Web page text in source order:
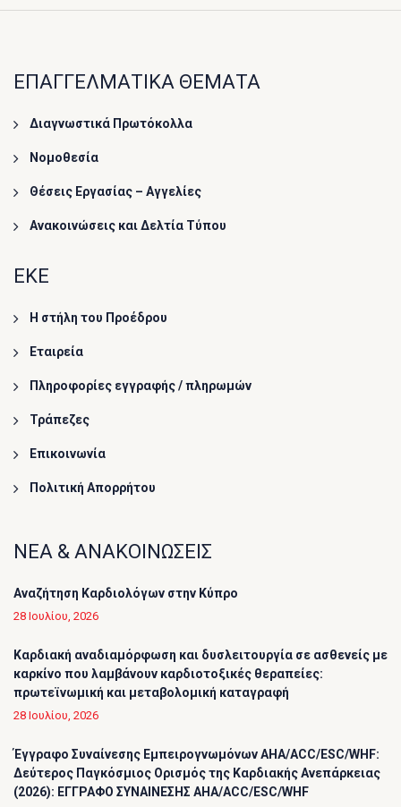
ΕΠΑΓΓΕΛΜΑΤΙΚΑ ΘΕΜΑΤΑ
Διαγνωστικά Πρωτόκολλα
Νομοθεσία
Θέσεις Εργασίας – Αγγελίες
Ανακοινώσεις και Δελτία Τύπου
ΕΚΕ
Η στήλη του Προέδρου
Εταιρεία
Πληροφορίες εγγραφής / πληρωμών
Τράπεζες
Επικοινωνία
Πολιτική Απορρήτου
ΝΕΑ & ΑΝΑΚΟΙΝΩΣΕΙΣ
Αναζήτηση Καρδιολόγων στην Κύπρο
28 Ιουλίου, 2026
Καρδιακή αναδιαμόρφωση και δυσλειτουργία σε ασθενείς με
καρκίνο που λαμβάνουν καρδιοτοξικές θεραπείες:
πρωτεϊνωμική και μεταβολομική καταγραφή
28 Ιουλίου, 2026
Έγγραφο Συναίνεσης Εμπειρογνωμόνων AHA/ACC/ESC/WHF:
Δεύτερος Παγκόσμιος Ορισμός της Καρδιακής Ανεπάρκειας
(2026): ΕΓΓΡΑΦΟ ΣΥΝΑΙΝΕΣΗΣ AHA/ACC/ESC/WHF